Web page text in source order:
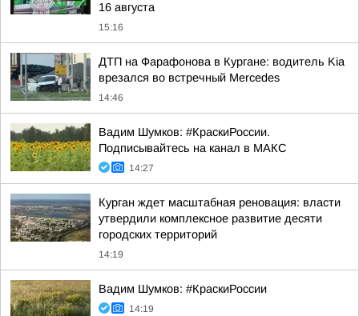
16 августа
15:16
ДТП на Фарафонова в Кургане: водитель Kia
врезался во встречный Mercedes
14:46
Вадим Шумков: #КраскиРоссии.
Подписывайтесь на канал в МАКС
14:27
Курган ждет масштабная реновация: власти
утвердили комплексное развитие десяти
городских территорий
14:19
Вадим Шумков: #КраскиРоссии
14:19